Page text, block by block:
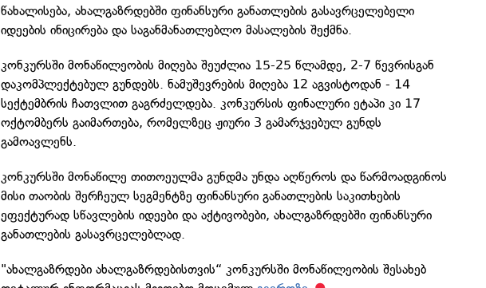
წახალისება, ახალგაზრდებში ფინანსური განათლების გასავრცელებელი
იდეების ინიცირება და საგანმანათლებლო მასალების შექმნა.
კონკურსში მონაწილეობის მიღება შეუძლია 15-25 წლამდე, 2-7 წევრისგან
დაკომპლექტებულ გუნდებს. ნამუშევრების მიღება 12 აგვისტოდან - 14
სექტემბრის ჩათვლით გაგრძელდება. კონკურსის ფინალური ეტაპი კი 17
ოქტომბერს გაიმართება, რომელზეც ჟიური 3 გამარჯვებულ გუნდს
გამოავლენს.
კონკურსში მონაწილე თითოეულმა გუნდმა უნდა აღწეროს და წარმოადგინოს
მისი თაობის შერჩეულ სეგმენტზე ფინანსური განათლების საკითხების
ეფექტურად სწავლების იდეები და აქტივობები, ახალგაზრდებში ფინანსური
განათლების გასავრცელებლად.
"ახალგაზრდები ახალგაზრდებისთვის“ კონკურსში მონაწილეობის შესახებ